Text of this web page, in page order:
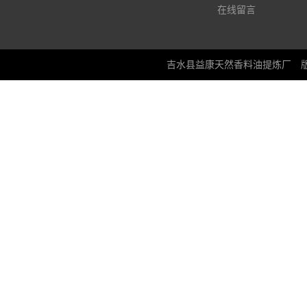
在线留言
吉水县益康天然香料油提炼厂